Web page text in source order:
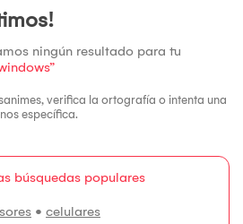
ningún resultado para tu
verifica la ortografía o intenta una
específica.
búsquedas populares
• celulares